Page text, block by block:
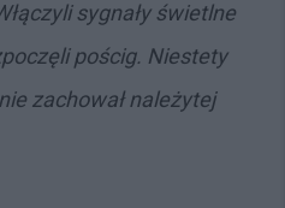
sygnały świetlne
pościg. Niestety
zachował należytej